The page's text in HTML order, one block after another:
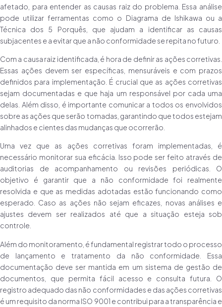
afetado, para entender as causas raiz do problema. Essa análise
pode utilizar ferramentas como o Diagrama de Ishikawa ou a
Técnica dos 5 Porquês, que ajudam a identificar as causas
subjacentes e a evitar que a não conformidade se repita no futuro.
Com a causa raiz identificada, é hora de definir as ações corretivas.
Essas ações devem ser específicas, mensuráveis e com prazos
definidos para implementação. É crucial que as ações corretivas
sejam documentadas e que haja um responsável por cada uma
delas. Além disso, é importante comunicar a todos os envolvidos
sobre as ações que serão tomadas, garantindo que todos estejam
alinhados e cientes das mudanças que ocorrerão.
Uma vez que as ações corretivas foram implementadas, é
necessário monitorar sua eficácia. Isso pode ser feito através de
auditorias de acompanhamento ou revisões periódicas. O
objetivo é garantir que a não conformidade foi realmente
resolvida e que as medidas adotadas estão funcionando como
esperado. Caso as ações não sejam eficazes, novas análises e
ajustes devem ser realizados até que a situação esteja sob
controle.
Além do monitoramento, é fundamental registrar todo o processo
de lançamento e tratamento da não conformidade. Essa
documentação deve ser mantida em um sistema de gestão de
documentos, que permita fácil acesso e consulta futura. O
registro adequado das não conformidades e das ações corretivas
é um requisito da norma ISO 9001 e contribui para a transparência e